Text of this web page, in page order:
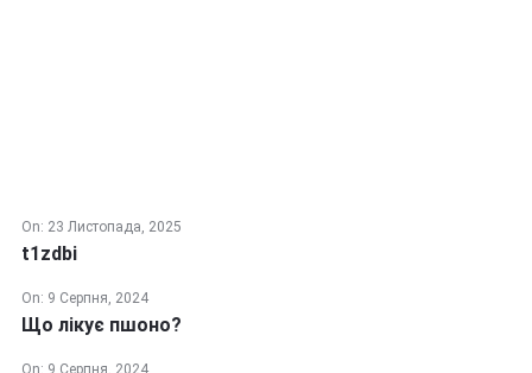
On: 23 Листопада, 2025
t1zdbi
On: 9 Серпня, 2024
Що лікує пшоно?
On: 9 Серпня, 2024